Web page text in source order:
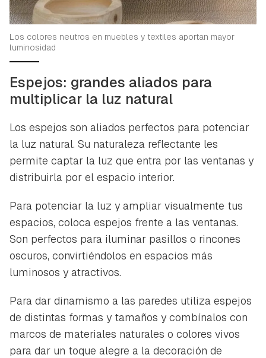
Los colores neutros en muebles y textiles aportan mayor
luminosidad
Espejos: grandes aliados para
multiplicar la luz natural
Los espejos son aliados perfectos para potenciar
la luz natural. Su naturaleza reflectante les
permite captar la luz que entra por las ventanas y
distribuirla por el espacio interior.
Para potenciar la luz y ampliar visualmente tus
espacios, coloca espejos frente a las ventanas.
Son perfectos para iluminar pasillos o rincones
oscuros, convirtiéndolos en espacios más
luminosos y atractivos.
Para dar dinamismo a las paredes utiliza espejos
de distintas formas y tamaños y combínalos con
marcos de materiales naturales o colores vivos
para dar un toque alegre a la decoración de